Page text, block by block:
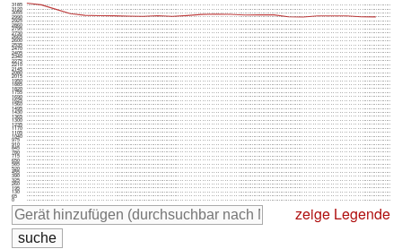
0
65
130
195
260
325
390
455
520
585
650
715
780
845
910
975
1040
1105
1170
1235
1300
1365
1430
1495
1560
1625
1690
1755
1820
1885
1950
2015
2080
2145
2210
2275
2340
2405
2470
2535
2600
2665
2730
2795
2860
2925
2990
3055
3120
3185
zeige Legende